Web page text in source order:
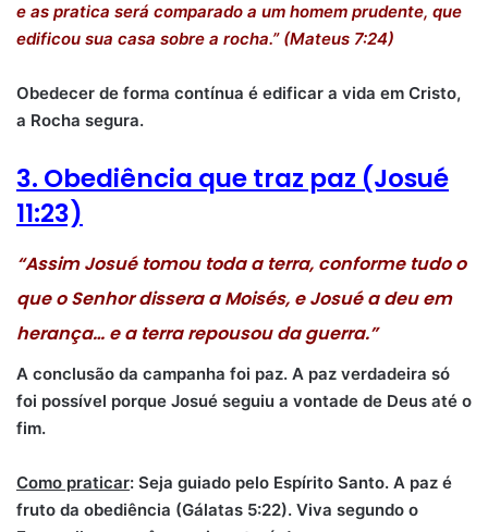
e as pratica será comparado a um homem prudente, que
edificou sua casa sobre a rocha.” (Mateus 7:24)
Obedecer de forma contínua é edificar a vida em Cristo,
a Rocha segura.
3. Obediência que traz paz (Josué
11:23)
“Assim Josué tomou toda a terra, conforme tudo o
que o Senhor dissera a Moisés, e Josué a deu em
herança… e a terra repousou da guerra.”
A conclusão da campanha foi paz. A paz verdadeira só
foi possível porque Josué seguiu a vontade de Deus até o
fim.
Como praticar: Seja guiado pelo Espírito Santo. A paz é
fruto da obediência (Gálatas 5:22). Viva segundo o